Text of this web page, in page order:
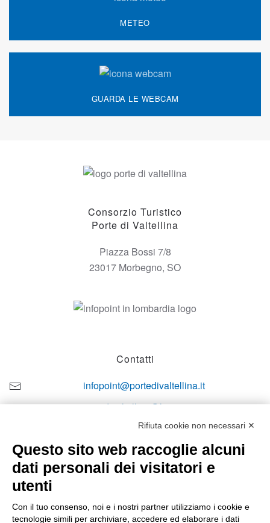
METEO
GUARDA LE WEBCAM
Consorzio Turistico
Porte di Valtellina
Piazza Bossi 7/8
23017 Morbegno, SO
Contatti
infopoint@portedivaltellina.it
portedivaltellina@lamiapec.it
+39 0342 601140
Rifiuta cookie non necessari ✕
Questo sito web raccoglie alcuni
dati personali dei visitatori e
utenti
Con il tuo consenso, noi e i nostri partner utilizziamo i cookie e
tecnologie simili per archiviare, accedere ed elaborare i dati